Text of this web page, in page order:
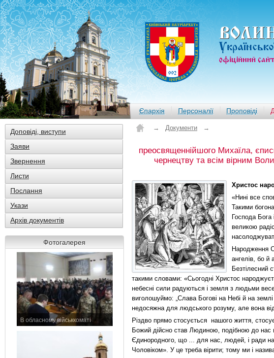
офiцiйний
Єпархія Персоналії Проповіді
Доповіді, виступи
Заяви
Звернення
Листи
Послання
Укази
Архів документів
Фотогалерея
В обласному військкоматі
→ Документи →
преосвященнійшого Михаїла,
чернецтву та всім вірним
Христос
«Нині все
Такими
Господа
великою
Народження
ангелів, бо
Безтілесний
такими словами: «Сьогодні Христос
небесні сили радуються і земля з людьми
виголошуймо: „Слава Богові на Небі й на
недосяжна для людського розуму, але вона
Різдво прямо стосується нашого життя,
Божий дійсно став Людиною, подібною до нас
Єдинородного, що ... для нас, людей, і ради
Чоловіком». У це треба вірити; тому ми і